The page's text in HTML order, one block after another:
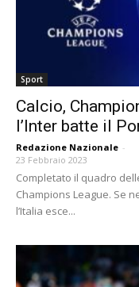
Sport
Calcio,
l’Inter batte il
Redazione Nazionale -
23 Febbraio 2023
Completato il quadro
Champions League. Se
l’Italia esce...